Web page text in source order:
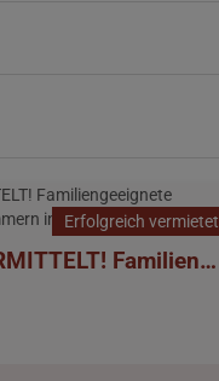
Erfolgreich vermietet
ERFOLGREICH VERMITTELT! Familiengeeignete Doppelhaushälfte mit 5 Zimmern in Grünruhelage